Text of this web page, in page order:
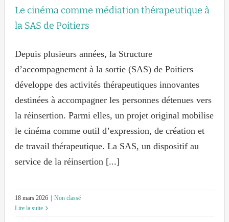
Le cinéma comme médiation thérapeutique à
la SAS de Poitiers
Depuis plusieurs années, la Structure
d’accompagnement à la sortie (SAS) de Poitiers
développe des activités thérapeutiques innovantes
destinées à accompagner les personnes détenues vers
la réinsertion. Parmi elles, un projet original mobilise
le cinéma comme outil d’expression, de création et
de travail thérapeutique. La SAS, un dispositif au
service de la réinsertion [...]
18 mars 2026
Non classé
Lire la suite